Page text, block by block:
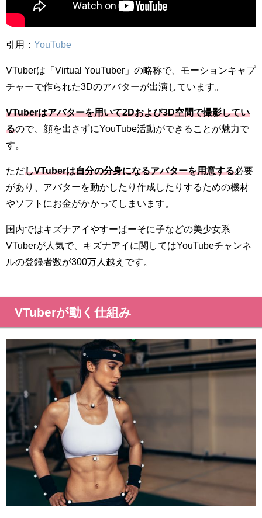
引用： YouTube
VTuberは「Virtual YouTuber」の略称で、モーションキャプ
チャーで作られた3Dのアバターが出演しています。
VTuberはアバターを用いて2Dおよび3D空間で撮影してい
るので、顔を出さずにYouTube活動ができることが魅力で
す。
ただしVTuberは自分の分身になるアバターを用意する必要
があり、アバターを動かしたり作成したりするための機材
やソフトにお金がかかってしまいます。
国内ではキズナアイやすーぱーそに子などの美少女系
VTuberが人気で、キズナアイに関してはYouTubeチャンネ
ルの登録者数が300万人越えです。
VTuberが動く仕組み